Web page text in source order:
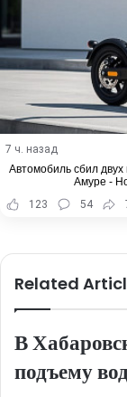
7 ч. назад
Автомобиль сбил двух
Амуре -
123
54
Related
В
подъему